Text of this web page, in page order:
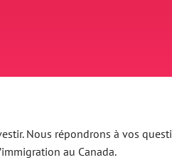
Nous répondrons à vos
au Canada.